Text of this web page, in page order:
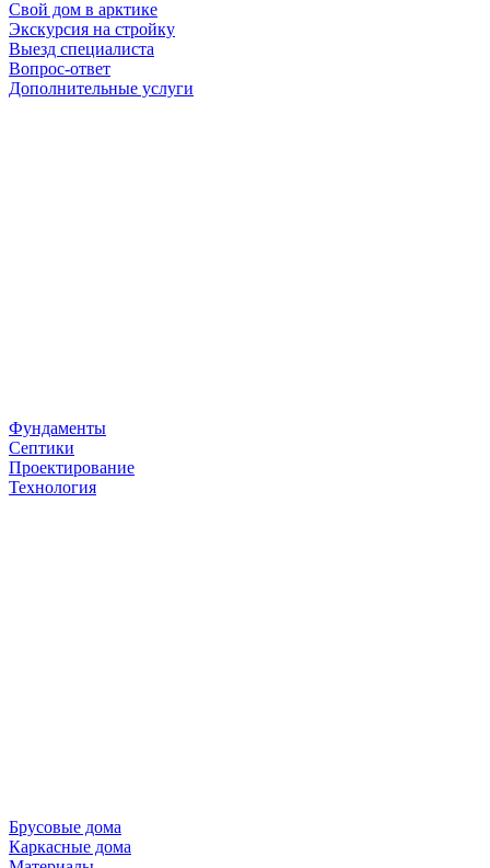
Свой дом в арктике
Экскурсия на стройку
Выезд специалиста
Вопрос-ответ
Дополнительные услуги
Фундаменты
Септики
Проектирование
Технология
Брусовые дома
Каркасные дома